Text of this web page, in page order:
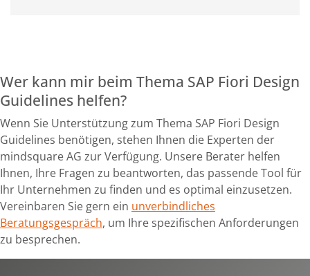
Wer kann mir beim Thema SAP Fiori Design
Guidelines helfen?
Wenn Sie Unterstützung zum Thema SAP Fiori Design
Guidelines benötigen, stehen Ihnen die Experten der
mindsquare AG zur Verfügung. Unsere Berater helfen
Ihnen, Ihre Fragen zu beantworten, das passende Tool für
Ihr Unternehmen zu finden und es optimal einzusetzen.
Vereinbaren Sie gern ein unverbindliches
Beratungsgespräch, um Ihre spezifischen Anforderungen
zu besprechen.